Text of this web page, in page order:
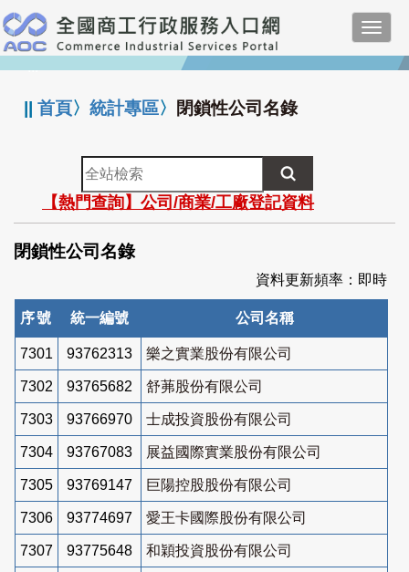
跳
到
主
要
:::
||首頁〉統計專區〉 閉鎖性公司名錄
全
站
檢
索
【熱門查詢】公司/商業/工廠登記資料
閉鎖性公司名錄
資料更新頻率：即時
序號 統一編號 公司名稱
7301 93762313 樂之實業股份有限公司
7302 93765682 舒茀股份有限公司
7303 93766970 士成投資股份有限公司
7304 93767083 展益國際實業股份有限公司
7305 93769147 巨陽控股股份有限公司
7306 93774697 愛王卡國際股份有限公司
7307 93775648 和穎投資股份有限公司